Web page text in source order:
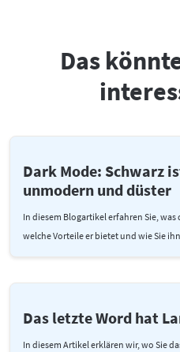
Das
Dark Mode: Schwarz
unmodern und düster
In diesem Blogartikel erfahren Sie,
welche Vorteile er bietet und wie Sie
Das letzte Word hat
In diesem Artikel erklären wir, wo Sie